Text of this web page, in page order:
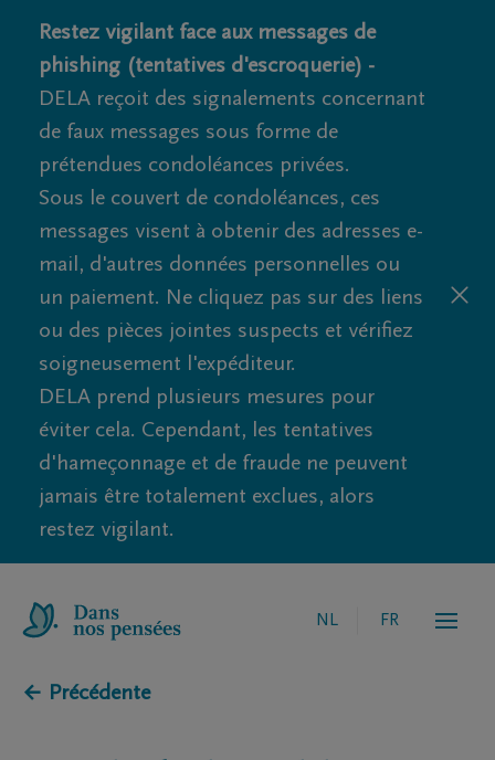
Restez vigilant face aux messages de
phishing (tentatives d'escroquerie) -
DELA reçoit des signalements concernant
de faux messages sous forme de
prétendues condoléances privées.
Sous le couvert de condoléances, ces
messages visent à obtenir des adresses e-
mail, d'autres données personnelles ou
un paiement. Ne cliquez pas sur des liens
ou des pièces jointes suspects et vérifiez
soigneusement l'expéditeur.
DELA prend plusieurs mesures pour
éviter cela. Cependant, les tentatives
d'hameçonnage et de fraude ne peuvent
jamais être totalement exclues, alors
restez vigilant.
NL FR
← Précédente